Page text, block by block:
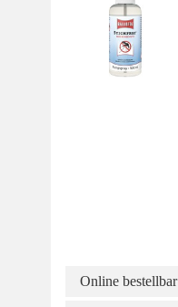
Online bestellbar